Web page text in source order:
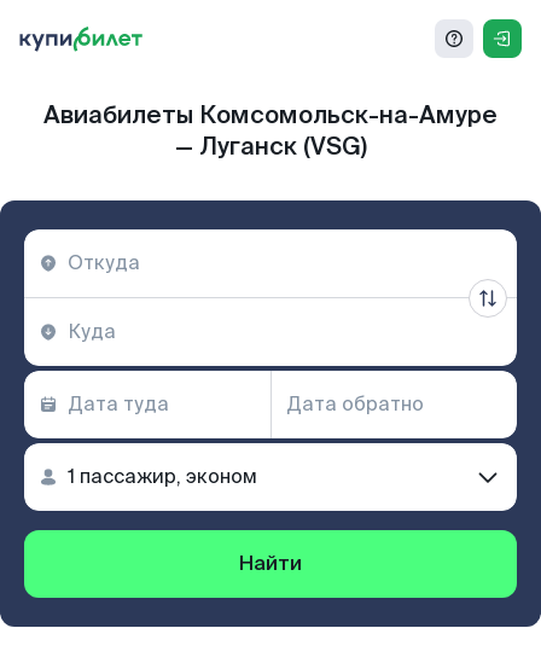
Авиабилеты Комсомольск-на-Амуре
— Луганск (VSG)
Найти